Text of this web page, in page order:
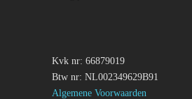
Kvk nr: 66879019
Btw nr: NL002349629B91
Algemene Voorwaarden